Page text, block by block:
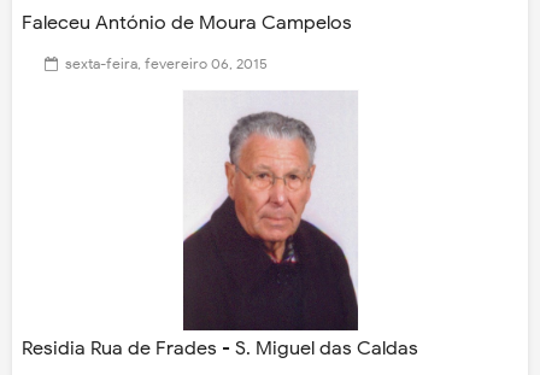
Faleceu António de Moura Campelos
sexta-feira, fevereiro 06, 2015
Residia Rua de Frades - S. Miguel das Caldas